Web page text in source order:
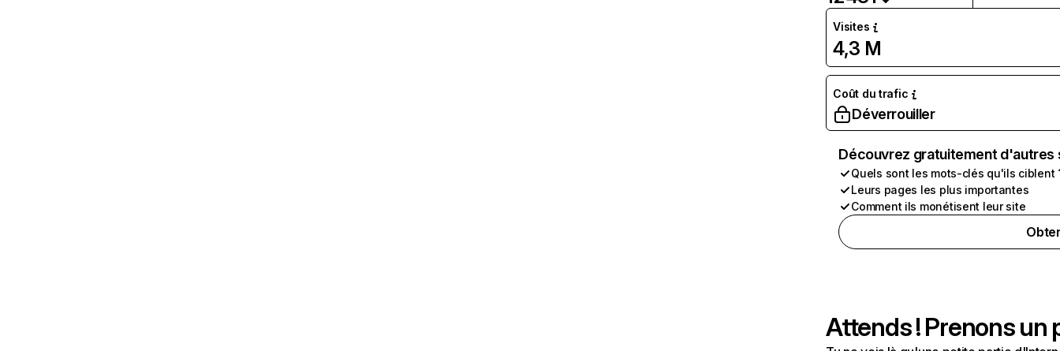
Visites
4,3 M
Coût du trafic
Déverrouiller
Découvrez gratuitement
Quels sont les mots-clés qu'ils ciblent
Leurs pages les plus importantes
Comment ils monétisent leur site
Attends ! Prenons un